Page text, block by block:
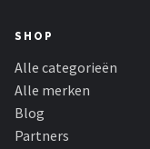
SHOP
Alle categorieën
Alle merken
Blog
Partners